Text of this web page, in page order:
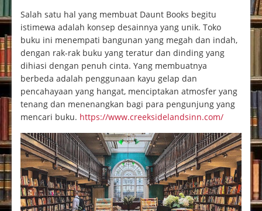
Salah satu hal yang membuat Daunt Books begitu
istimewa adalah konsep desainnya yang unik. Toko
buku ini menempati bangunan yang megah dan indah,
dengan rak-rak buku yang teratur dan dinding yang
dihiasi dengan penuh cinta. Yang membuatnya
berbeda adalah penggunaan kayu gelap dan
pencahayaan yang hangat, menciptakan atmosfer yang
tenang dan menenangkan bagi para pengunjung yang
mencari buku. https://www.creeksidelandsinn.com/